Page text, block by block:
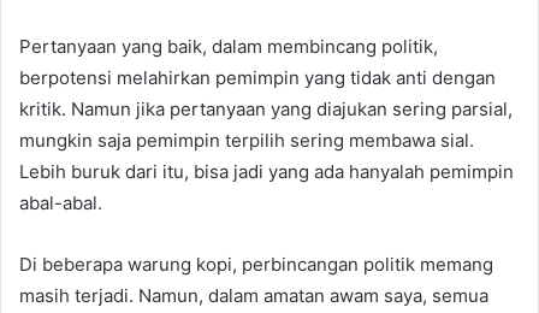
Pertanyaan yang baik, dalam membincang politik,
berpotensi melahirkan pemimpin yang tidak anti dengan
kritik. Namun jika pertanyaan yang diajukan sering parsial,
mungkin saja pemimpin terpilih sering membawa sial.
Lebih buruk dari itu, bisa jadi yang ada hanyalah pemimpin
abal-abal.
Di beberapa warung kopi, perbincangan politik memang
masih terjadi. Namun, dalam amatan awam saya, semua